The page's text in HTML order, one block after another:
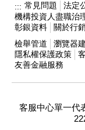
::: 常見問題 法定
機構投資人盡職治
彰銀資料
關於行
檢舉管道
瀏覽器
隱私權保護政策
友善金融服務
客服中心單一代